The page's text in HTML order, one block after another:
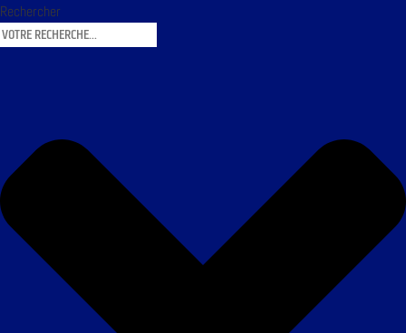
Rechercher